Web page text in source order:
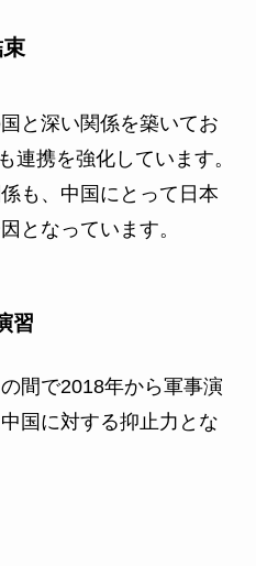
と深い関係を築いてお
連携を強化しています。
も、中国にとって日本
となっています。
習
間で2018年から軍事演
国に対する抑止力とな